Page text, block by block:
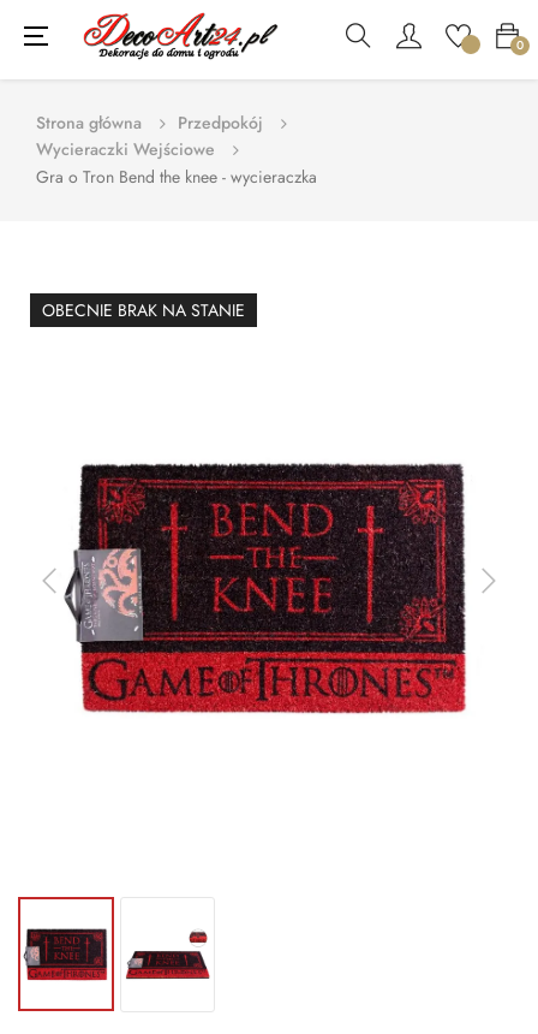
0
Toggle
navigation
☰
Strona główna
Przedpokój
Wycieraczki Wejściowe
Gra o Tron Bend the knee - wycieraczka
OBECNIE BRAK NA STANIE